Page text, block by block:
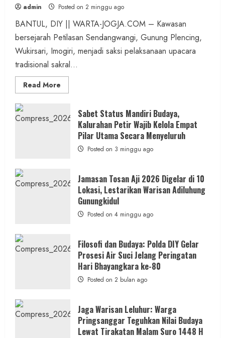
admin Posted on 2 minggu ago
BANTUL, DIY || WARTA-JOGJA.COM – Kawasan
bersejarah Petilasan Sendangwangi, Gunung Plencing,
Wukirsari, Imogiri, menjadi saksi pelaksanaan upacara
tradisional sakral...
Read More
more
Tokoh
Nasional,
Ruwatan
Ageng
Petilasan
Sendangwangi
Mohon
Hayuning
Bawono
Sabet Status Mandiri Budaya,
Kalurahan Petir Wajib Kelola Empat
Pilar Utama Secara Menyeluruh
Posted on 3 minggu ago
Jamasan Tosan Aji 2026 Digelar di 10
Lokasi, Lestarikan Warisan Adiluhung
Gunungkidul
Posted on 4 minggu ago
Filosofi dan Budaya: Polda DIY Gelar
Prosesi Air Suci Jelang Peringatan
Hari Bhayangkara ke-80
Posted on 2 bulan ago
Jaga Warisan Leluhur: Warga
Pringsanggar Teguhkan Nilai Budaya
Lewat Tirakatan Malam Suro 1448 H